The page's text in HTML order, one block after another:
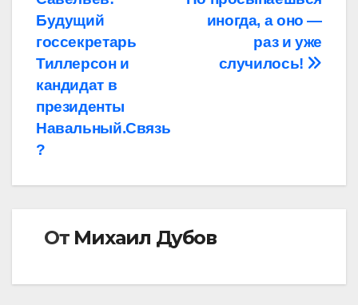
по
записям
иногда, а оно —
раз и уже
случилось!
Будущий
госсекретарь
Тиллерсон и
кандидат в
президенты
Навальный.Связь
?
От Михаил Дубов